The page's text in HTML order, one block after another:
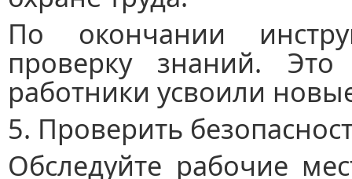
По окончании
проверку знаний.
работники усвоили
5. Проверить
Обследуйте рабочие